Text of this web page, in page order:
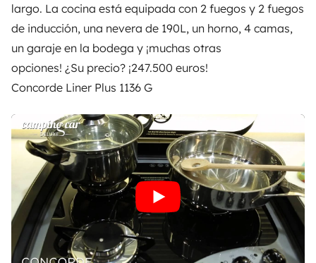
largo. La cocina está equipada con 2 fuegos y 2 fuegos
de inducción, una nevera de 190L, un horno, 4 camas,
un garaje en la bodega y ¡muchas otras
opciones! ¿Su precio? ¡247.500 euros!
Concorde Liner Plus 1136 G